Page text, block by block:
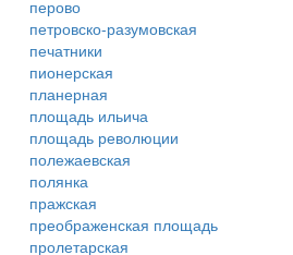
перово
петровско-разумовская
печатники
пионерская
планерная
площадь ильича
площадь революции
полежаевская
полянка
пражская
преображенская площадь
пролетарская